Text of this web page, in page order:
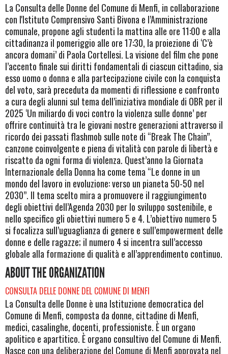
La Consulta delle Donne del Comune di Menfi, in collaborazione
con l'Istituto Comprensivo Santi Bivona e l’Amministrazione
comunale, propone agli studenti la mattina alle ore 11:00 e alla
cittadinanza il pomeriggio alle ore 17:30, la proiezione di ‘C’è
ancora domani’ di Paola Cortellesi. La visione del film che pone
l’accento finale sui diritti fondamentali di ciascun cittadino, sia
esso uomo o donna e alla partecipazione civile con la conquista
del voto, sarà preceduta da momenti di riflessione e confronto
a cura degli alunni sul tema dell’iniziativa mondiale di OBR per il
2025 ‘Un miliardo di voci contro la violenza sulle donne’ per
offrire continuità tra le giovani nostre generazioni attraverso il
ricordo dei passati flashmob sulle note di “Break The Chain”,
canzone coinvolgente e piena di vitalità con parole di libertà e
riscatto da ogni forma di violenza. Quest’anno la Giornata
Internazionale della Donna ha come tema “Le donne in un
mondo del lavoro in evoluzione: verso un pianeta 50-50 nel
2030”. Il tema scelto mira a promuovere il raggiungimento
degli obiettivi dell’Agenda 2030 per lo sviluppo sostenibile, e
nello specifico gli obiettivi numero 5 e 4. L’obiettivo numero 5
si focalizza sull’uguaglianza di genere e sull’empowerment delle
donne e delle ragazze; il numero 4 si incentra sull’accesso
globale alla formazione di qualità e all’apprendimento continuo.
ABOUT THE ORGANIZATION
CONSULTA DELLE DONNE DEL COMUNE DI MENFI
La Consulta delle Donne è una Istituzione democratica del
Comune di Menfi, composta da donne, cittadine di Menfi,
medici, casalinghe, docenti, professioniste. È un organo
apolitico e apartitico. È organo consultivo del Comune di Menfi.
Nasce con una deliberazione del Comune di Menfi approvata nel